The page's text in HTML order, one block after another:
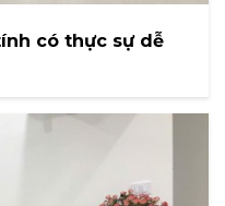
có thực sự dễ